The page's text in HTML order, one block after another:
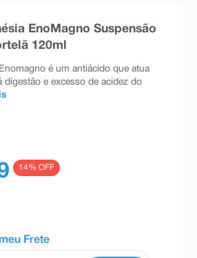
EnoMagno Suspensão
120ml
é um antiácido que atua
digestão e excesso de acidez do
14% OFF